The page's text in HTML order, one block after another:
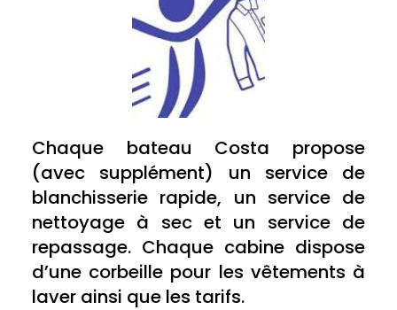
Chaque bateau Costa propose
(avec supplément) un service de
blanchisserie rapide, un service de
nettoyage à sec et un service de
repassage. Chaque cabine dispose
d’une corbeille pour les vêtements à
laver ainsi que les tarifs.